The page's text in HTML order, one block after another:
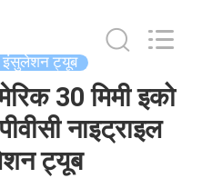
इंसुलेशन ट्यूब
30 मिमी इको
नाइट्राइल
ट्यूब